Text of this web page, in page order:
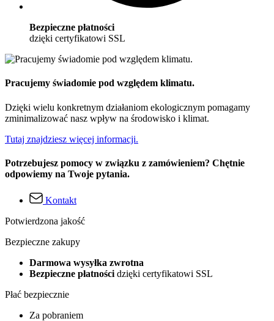
Bezpieczne płatności
dzięki certyfikatowi SSL
Pracujemy świadomie pod względem klimatu.
Dzięki wielu konkretnym działaniom ekologicznym pomagamy
zminimalizować nasz wpływ na środowisko i klimat.
Tutaj znajdziesz więcej informacji.
Potrzebujesz pomocy w związku z zamówieniem? Chętnie
odpowiemy na Twoje pytania.
Kontakt
Potwierdzona jakość
Bezpieczne zakupy
Darmowa wysyłka zwrotna
Bezpieczne płatności dzięki certyfikatowi SSL
Płać bezpiecznie
Za pobraniem